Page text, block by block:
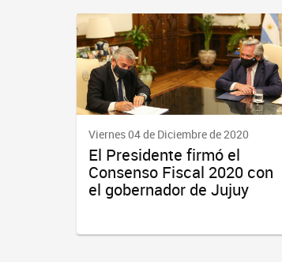
Viernes 04 de Diciembre de 2020
El Presidente firmó el
Consenso Fiscal 2020 con
el gobernador de Jujuy